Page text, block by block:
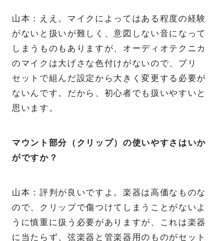
山本：ええ。マイクによってはある程度の経験
がないと扱いが難しく、意図しない音になって
しまうものもありますが、オーディオテクニカ
のマイクは大げさな色付けがないので、プリ
セットで組んだ設定から大きく変更する必要が
ないんです。だから、初心者でも扱いやすいと
思います。
マウント部分（クリップ）の使いやすさはいか
がですか？
山本：評判が良いですよ。楽器は高価なものな
ので、クリップで傷つけてしまうことがないよ
うに慎重に扱う必要がありますが、これは楽器
に当たらず、弦楽器と管楽器用のものがセット